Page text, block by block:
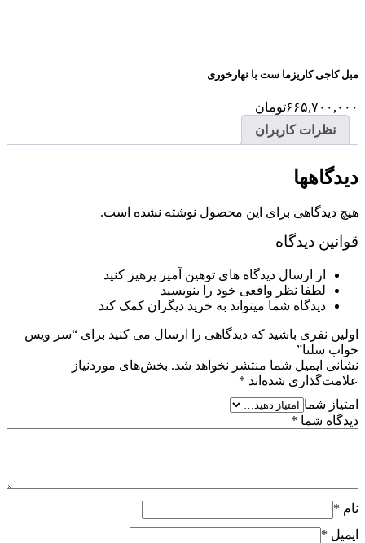
مبل کاجی کاریزما ست با نهارخوری
۶۶۵,۷۰۰,۰۰۰تومان
نظرات کاربران
دیدگاهها
هیچ دیدگاهی برای این محصول نوشته نشده است.
قوانین دیدگاه
از ارسال دیدگاه های توهین آمیز پرهیز کنید
لطفا نظر واقعی خود را بنویسید
دیدگاه شما میتواند به خرید دیگران کمک کند
اولین نفری باشید که دیدگاهی را ارسال می کنید برای “سر ویس
خواب سلنا”
نشانی ایمیل شما منتشر نخواهد شد. بخش‌های موردنیاز
علامت‌گذاری شده‌اند *
امتیاز شما
دیدگاه شما *
نام *
ایمیل *